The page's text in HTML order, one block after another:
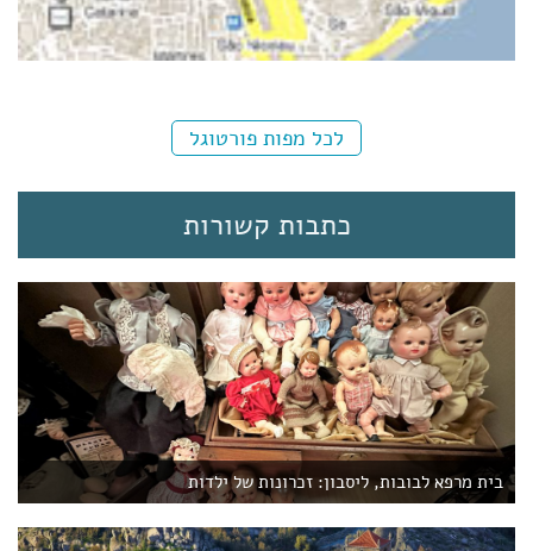
לכל מפות פורטוגל
כתבות קשורות
בית מרפא לבובות, ליסבון: זכרונות של ילדות